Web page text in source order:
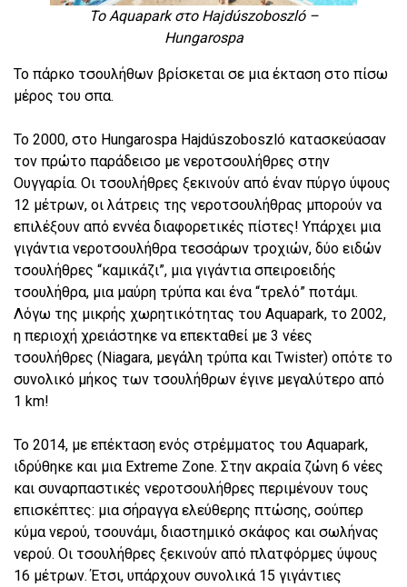
Το Aquapark στο Hajdúszoboszló –
Hungarospa
Το πάρκο τσουλήθων βρίσκεται σε μια έκταση στο πίσω
μέρος του σπα.
Το 2000, στο Hungarospa Hajdúszoboszló κατασκεύασαν
τον πρώτο παράδεισο με νεροτσουλήθρες στην
Ουγγαρία. Οι τσουλήθρες ξεκινούν από έναν πύργο ύψους
12 μέτρων, οι λάτρεις της νεροτσουλήθρας μπορούν να
επιλέξουν από εννέα διαφορετικές πίστες! Υπάρχει μια
γιγάντια νεροτσουλήθρα τεσσάρων τροχιών, δύο ειδών
τσουλήθρες “καμικάζι”, μια γιγάντια σπειροειδής
τσουλήθρα, μια μαύρη τρύπα και ένα “τρελό” ποτάμι.
Λόγω της μικρής χωρητικότητας του Aquapark, το 2002,
η περιοχή χρειάστηκε να επεκταθεί με 3 νέες
τσουλήθρες (Niagara, μεγάλη τρύπα και Twister) οπότε το
συνολικό μήκος των τσουλήθρων έγινε μεγαλύτερο από
1 km!
Το 2014, με επέκταση ενός στρέμματος του Aquapark,
ιδρύθηκε και μια Extreme Zone. Στην ακραία ζώνη 6 νέες
και συναρπαστικές νεροτσουλήθρες περιμένουν τους
επισκέπτες: μια σήραγγα ελεύθερης πτώσης, σούπερ
κύμα νερού, τσουνάμι, διαστημικό σκάφος και σωλήνας
νερού. Οι τσουλήθρες ξεκινούν από πλατφόρμες ύψους
16 μέτρων. Έτσι, υπάρχουν συνολικά 15 γιγάντιες